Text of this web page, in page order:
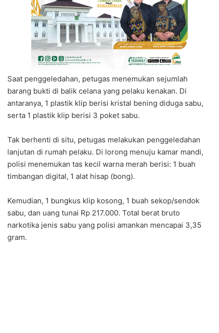
Saat penggeledahan, petugas menemukan sejumlah
barang bukti di balik celana yang pelaku kenakan. Di
antaranya, 1 plastik klip berisi kristal bening diduga sabu,
serta 1 plastik klip berisi 3 poket sabu.
Tak berhenti di situ, petugas melakukan penggeledahan
lanjutan di rumah pelaku. Di lorong menuju kamar mandi,
polisi menemukan tas kecil warna merah berisi: 1 buah
timbangan digital, 1 alat hisap (bong).
Kemudian, 1 bungkus klip kosong, 1 buah sekop/sendok
sabu, dan uang tunai Rp 217.000. Total berat bruto
narkotika jenis sabu yang polisi amankan mencapai 3,35
gram.